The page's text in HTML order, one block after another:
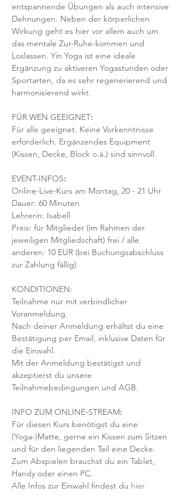
entspannende Übungen als auch intensive
Dehnungen. Neben der körperlichen
Wirkung geht es hier vor allem auch um
das mentale Zur-Ruhe-kommen und
Loslassen. Yin Yoga ist eine ideale
Ergänzung zu aktiveren Yogastunden oder
Sportarten, da es sehr regenerierend und
harmonisierend wirkt.
FÜR WEN GEEIGNET:
Für alle geeignet. Keine Vorkenntnisse
erforderlich. Ergänzendes Equipment
(Kissen, Decke, Block o.ä.) sind sinnvoll.
EVENT-INFOS:
Online-Live-Kurs am Montag, 20 - 21 Uhr
Dauer: 60 Minuten
Lehrerin: Isabell
Preis: für Mitglieder (im Rahmen der
jeweiligen Mitgliedschaft) frei / alle
anderen: 10 EUR (bei Buchungsabschluss
zur Zahlung fällig)
KONDITIONEN:
Teilnahme nur mit verbindlicher
Voranmeldung.
Nach deiner Anmeldung erhältst du eine
Bestätigung per Email, inklusive Daten für
die Einwahl.
Mit der Anmeldung bestätigst und
akzeptierst du unsere
Teilnahmebedingungen und AGB.
INFO ZUM ONLINE-STREAM:
Für diesen Kurs benötigst du eine
(Yoga-)Matte, gerne ein Kissen zum Sitzen
und für den liegenden Teil eine Decke.
Zum Abspielen brauchst du ein Tablet,
Handy oder einen PC.
Alle Infos zur Einwahl findest du hier